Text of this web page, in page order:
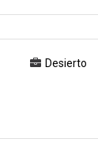
Desierto